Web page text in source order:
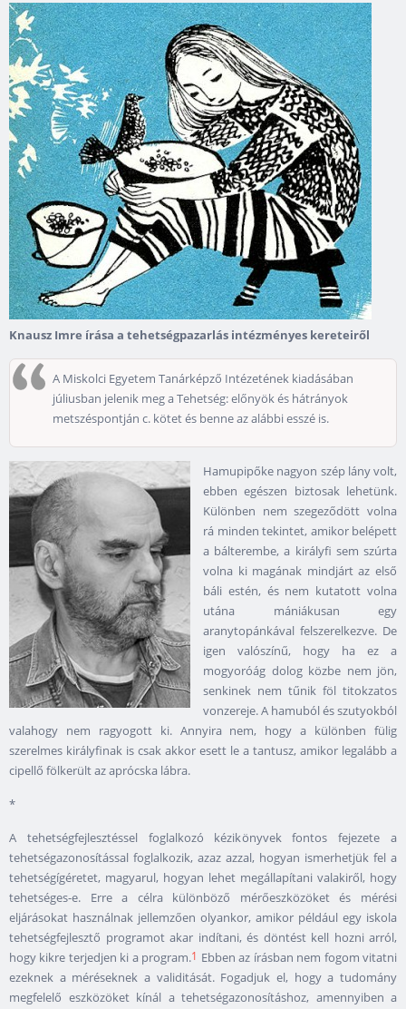
Knausz Imre írása a tehetségpazarlás intézményes kereteiről
A Miskolci Egyetem Tanárképző Intézetének kiadásában
júliusban jelenik meg a Tehetség: előnyök és hátrányok
metszéspontján c. kötet és benne az alábbi esszé is.
Hamupipőke nagyon szép lány volt,
ebben egészen biztosak lehetünk.
Különben nem szegeződött volna
rá minden tekintet, amikor belépett
a bálterembe, a királyfi sem szúrta
volna ki magának mindjárt az első
báli estén, és nem kutatott volna
utána mániákusan egy
aranytopánkával felszerelkezve. De
igen valószínű, hogy ha ez a
mogyoróág dolog közbe nem jön,
senkinek nem tűnik föl titokzatos
vonzereje. A hamuból és szutyokból
valahogy nem ragyogott ki. Annyira nem, hogy a különben fülig
szerelmes királyfinak is csak akkor esett le a tantusz, amikor legalább a
cipellő fölkerült az aprócska lábra.
*
A tehetségfejlesztéssel foglalkozó kézikönyvek fontos fejezete a
tehetségazonosítással foglalkozik, azaz azzal, hogyan ismerhetjük fel a
tehetségígéretet, magyarul, hogyan lehet megállapítani valakiről, hogy
tehetséges-e. Erre a célra különböző mérőeszközöket és mérési
eljárásokat használnak jellemzően olyankor, amikor például egy iskola
tehetségfejlesztő programot akar indítani, és döntést kell hozni arról,
hogy kikre terjedjen ki a program.1 Ebben az írásban nem fogom vitatni
ezeknek a méréseknek a validitását. Fogadjuk el, hogy a tudomány
megfelelő eszközöket kínál a tehetségazonosításhoz, amennyiben a